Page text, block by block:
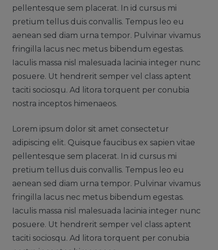
pellentesque sem placerat. In id cursus mi
pretium tellus duis convallis. Tempus leo eu
aenean sed diam urna tempor. Pulvinar vivamus
fringilla lacus nec metus bibendum egestas.
Iaculis massa nisl malesuada lacinia integer nunc
posuere. Ut hendrerit semper vel class aptent
taciti sociosqu. Ad litora torquent per conubia
nostra inceptos himenaeos.
Lorem ipsum dolor sit amet consectetur
adipiscing elit. Quisque faucibus ex sapien vitae
pellentesque sem placerat. In id cursus mi
pretium tellus duis convallis. Tempus leo eu
aenean sed diam urna tempor. Pulvinar vivamus
fringilla lacus nec metus bibendum egestas.
Iaculis massa nisl malesuada lacinia integer nunc
posuere. Ut hendrerit semper vel class aptent
taciti sociosqu. Ad litora torquent per conubia